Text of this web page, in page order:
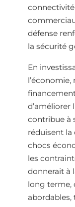
défense
la sécurité
En
d’améliorer
contribue à
réduisent la
chocs
les
donnerait à
long terme,
abordables,